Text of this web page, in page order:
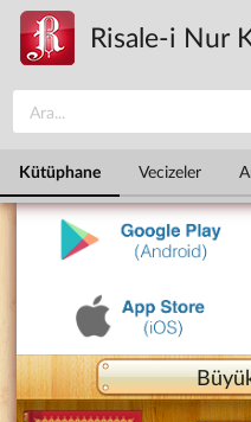
Ana içeriğe atla
Risale-i Nur
Kütüphane Vecizeler